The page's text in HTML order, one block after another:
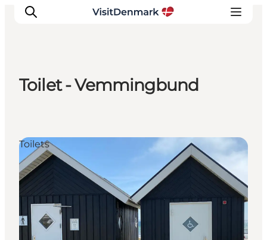
Cosa fare
Dove dormire
Pianifica il viaggio
Toilet - Vemmingbund
Toilets